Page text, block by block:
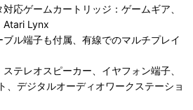
応ゲームカートリッジ：ゲームギア、
Atari Lynx
ル端子も付属、有線でのマルチプレイ
テレオスピーカー、イヤフォン端子、
、デジタルオーディオワークステーショ